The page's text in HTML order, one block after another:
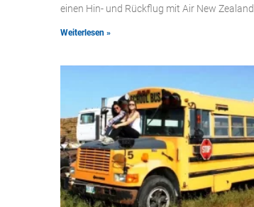
einen Hin- und Rückflug mit Air New Zealand
Weiterlesen »